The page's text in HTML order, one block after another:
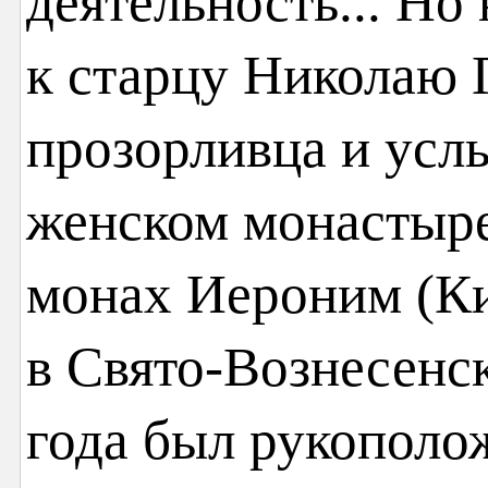
к старцу Николаю
прозорливца и
женском
монах Иероним
в Свято-
года был